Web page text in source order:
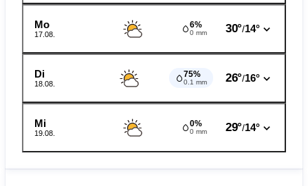
Mo
17.08.
6%
0 mm 30°/14°
Di
18.08.
75%
0.1 mm 26°/16°
Mi
19.08.
0%
0 mm 29°/14°